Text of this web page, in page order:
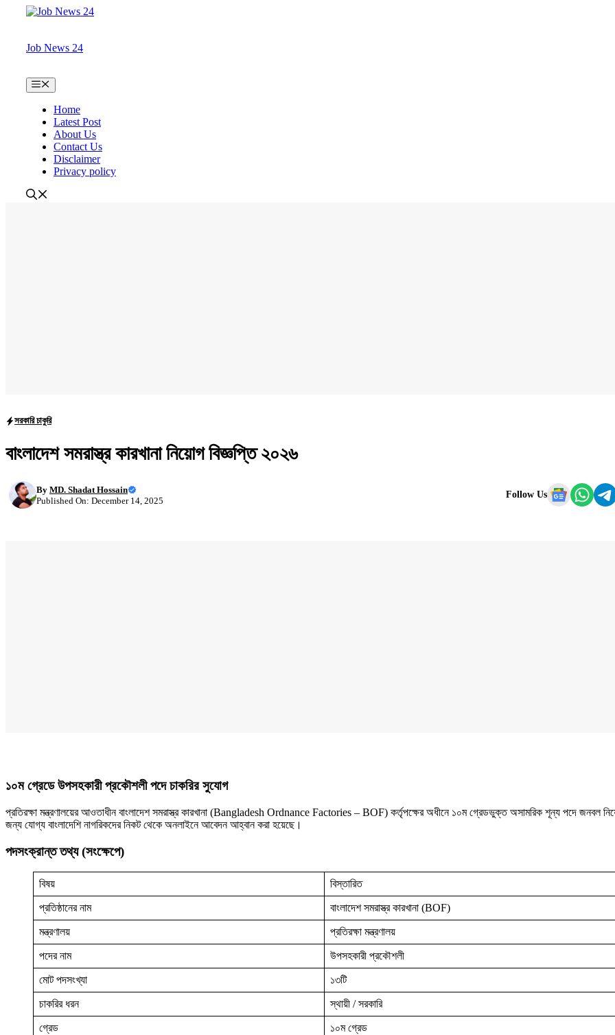
Job News 24
Menu
Home
Latest Post
About Us
Contact Us
Disclaimer
Privacy policy
সরকারি চাকুরি
বাংলাদেশ সমরাস্ত্র কারখানা নিয়োগ বিজ্ঞপ্তি ২০২৬
By MD. Shadat Hossain
Published On: December 14, 2025
Follow Us
১০ম গ্রেডে উপসহকারী প্রকৌশলী পদে চাকরির সুযোগ
প্রতিরক্ষা মন্ত্রণালয়ের আওতাধীন বাংলাদেশ সমরাস্ত্র কারখানা (Bangladesh Ordnance Factories – BOF) কর্তৃপক্ষের অধীনে ১০ম গ্রেডভুক্ত অসামরিক শূন্য পদে জনবল
জন্য যোগ্য বাংলাদেশি নাগরিকদের নিকট থেকে অনলাইনে আবেদন আহ্বান করা হয়েছে।
পদসংক্রান্ত তথ্য (সংক্ষেপে)
বিষয় বিস্তারিত
প্রতিষ্ঠানের নাম বাংলাদেশ সমরাস্ত্র কারখানা (BOF)
মন্ত্রণালয় প্রতিরক্ষা মন্ত্রণালয়
পদের নাম উপসহকারী প্রকৌশলী
মোট পদসংখ্যা ১৩টি
চাকরির ধরন স্থায়ী / সরকারি
গ্রেড ১০ম গ্রেড